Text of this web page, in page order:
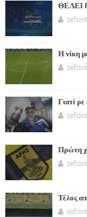
ΘΕΛΕΙ
Η νίκη
Γιατί ρε
Πρώτη
Τέλος